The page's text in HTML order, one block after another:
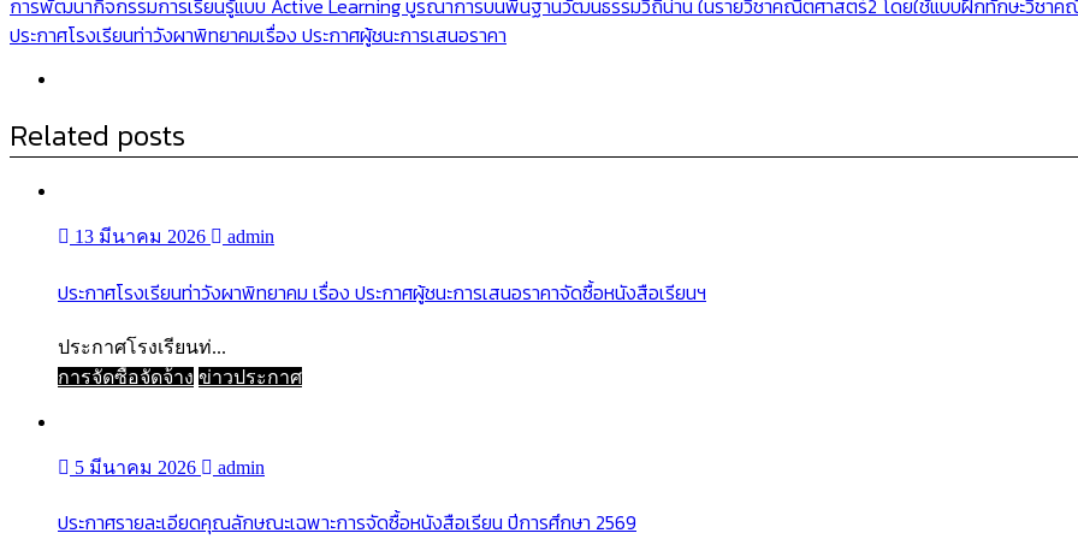
แนะแนว
เรื่อง
ประกาศโรงเรียนท่าวังผาพิทยาคมเรื่อง ประกาศผู้ชนะการเสนอราคา
Related posts
13 มีนาคม 2026 admin
ประกาศโรงเรียนท่าวังผาพิทยาคม เรื่อง ประกาศผู้ชนะการเสนอราคาจัดซื้อหนังสือเรียนฯ
ประกาศโรงเรียนท่...
การจัดซื้อจัดจ้าง ข่าวประกาศ
5 มีนาคม 2026 admin
ประกาศรายละเอียดคุณลักษณะเฉพาะการจัดซื้อหนังสือเรียน ปีการศึกษา 2569